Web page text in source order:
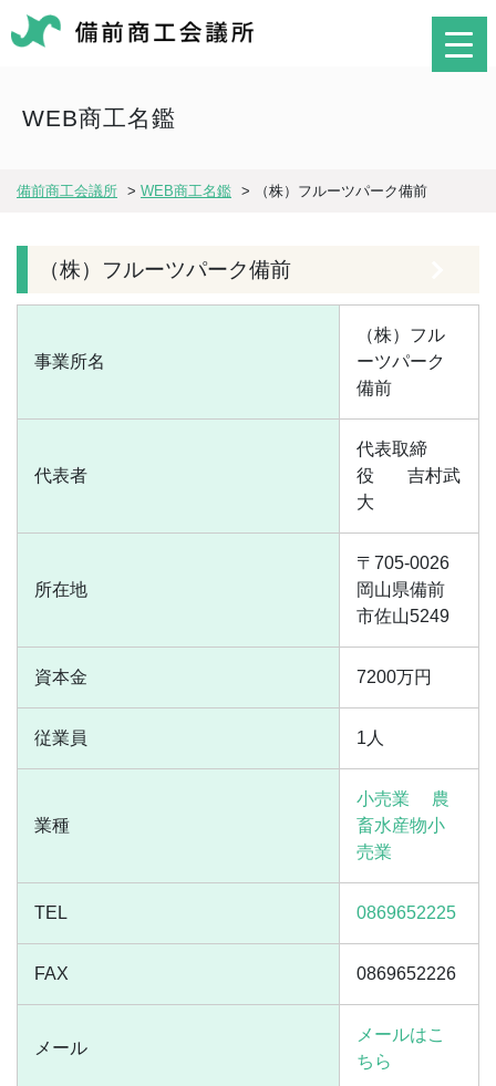
WEB商工名鑑
備前商工会議所 > WEB商工名鑑 > （株）フルーツパーク備前
（株）フルーツパーク備前
事業所名
（株）フル
ーツパーク
備前
代表者
代表取締
役
吉村武
大
所在地
〒705-0026
岡山県備前
市佐山5249
資本金 7200万円
従業員 1人
業種
小売業
農
畜水産物小
売業
TEL 0869652225
FAX 0869652226
メール
メールはこ
ちら